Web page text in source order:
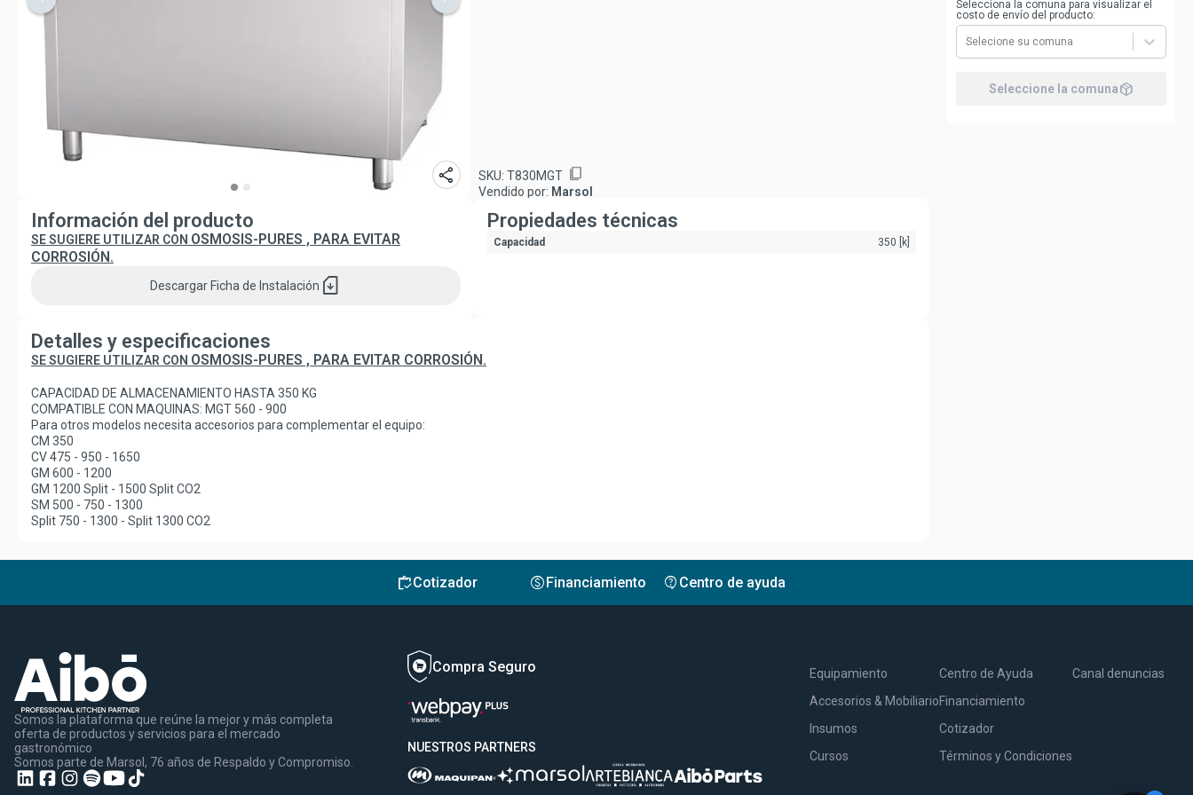
share SKU: T830MGT content_copy
Vendido por: Marsol
Información del producto
SE SUGIERE UTILIZAR CON OSMOSIS-PURES , PARA EVITAR
CORROSIÓN.
Descargar Ficha de Instalación sim_card_download
Propiedades técnicas
Capacidad 350 [k]
Detalles y especificaciones
SE SUGIERE UTILIZAR CON OSMOSIS-PURES , PARA EVITAR CORROSIÓN.
CAPACIDAD DE ALMACENAMIENTO HASTA 350 KG
COMPATIBLE CON MAQUINAS: MGT 560 - 900
Para otros modelos necesita accesorios para complementar el equipo:
CM 350
CV 475 - 950 - 1650
GM 600 - 1200
GM 1200 Split - 1500 Split CO2
SM 500 - 750 - 1300
Split 750 - 1300 - Split 1300 CO2
Selecciona la comuna para visualizar el
costo de envío del producto:
Selecione su comuna
Seleccione la comunapackage_2
inventoryCotizador monetization_onFinanciamiento contact_support Centro de ayuda
Somos la plataforma que reúne la mejor y más completa
oferta de productos y servicios para el mercado
gastronómico
Somos parte de Marsol, 76 años de Respaldo y Compromiso.
Compra Seguro
NUESTROS PARTNERS
Equipamiento
Accesorios & Mobiliario
Insumos
Cursos
Centro de Ayuda
Financiamiento
Cotizador
Términos y Condiciones
Canal denuncias